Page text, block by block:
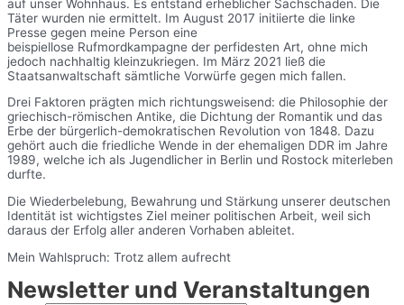
auf unser Wohnhaus. Es entstand erheblicher Sachschaden. Die
Täter wurden nie ermittelt. Im August 2017 initiierte die linke
Presse gegen meine Person eine
beispiellose Rufmordkampagne der perfidesten Art, ohne mich
jedoch nachhaltig kleinzukriegen. Im März 2021 ließ die
Staatsanwaltschaft sämtliche Vorwürfe gegen mich fallen.
Drei Faktoren prägten mich richtungsweisend: die Philosophie der
griechisch-römischen Antike, die Dichtung der Romantik und das
Erbe der bürgerlich-demokratischen Revolution von 1848. Dazu
gehört auch die friedliche Wende in der ehemaligen DDR im Jahre
1989, welche ich als Jugendlicher in Berlin und Rostock miterleben
durfte.
Die Wiederbelebung, Bewahrung und Stärkung unserer deutschen
Identität ist wichtigstes Ziel meiner politischen Arbeit, weil sich
daraus der Erfolg aller anderen Vorhaben ableitet.
Mein Wahlspruch: Trotz allem aufrecht
Newsletter und Veranstaltungen